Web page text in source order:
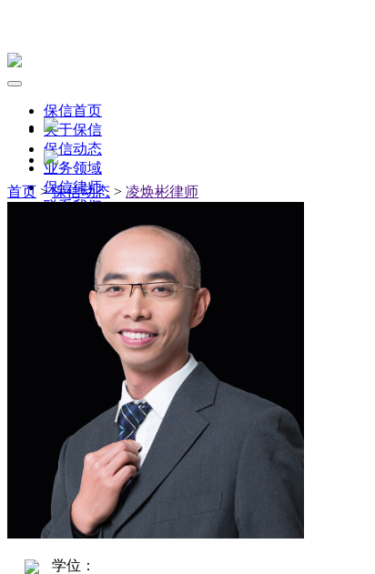
保信首页
关于保信
保信动态
业务领域
保信律师
联系我们
首页 >保信动态 > 凌焕彬律师
学位：